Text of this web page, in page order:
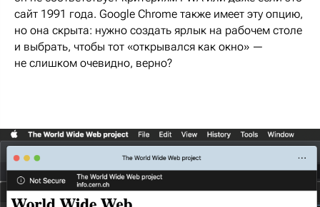
сайт 1991 года. Google Chrome также имеет эту опцию,
но она скрыта: нужно создать ярлык на рабочем столе
и выбрать, чтобы тот «открывался как окно» —
не слишком очевидно, верно?